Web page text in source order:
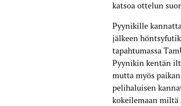
katsoa ottelun
Pyynikille
jälkeen
tapahtumassa
Pyynikin kentän
mutta myös
pelihaluisen
kokeilemaan miltä